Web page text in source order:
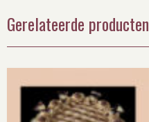
Gerelateerde producten